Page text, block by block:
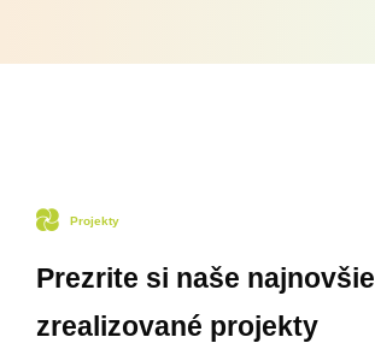
Projekty
Prezrite si naše najnovšie
zrealizované projekty